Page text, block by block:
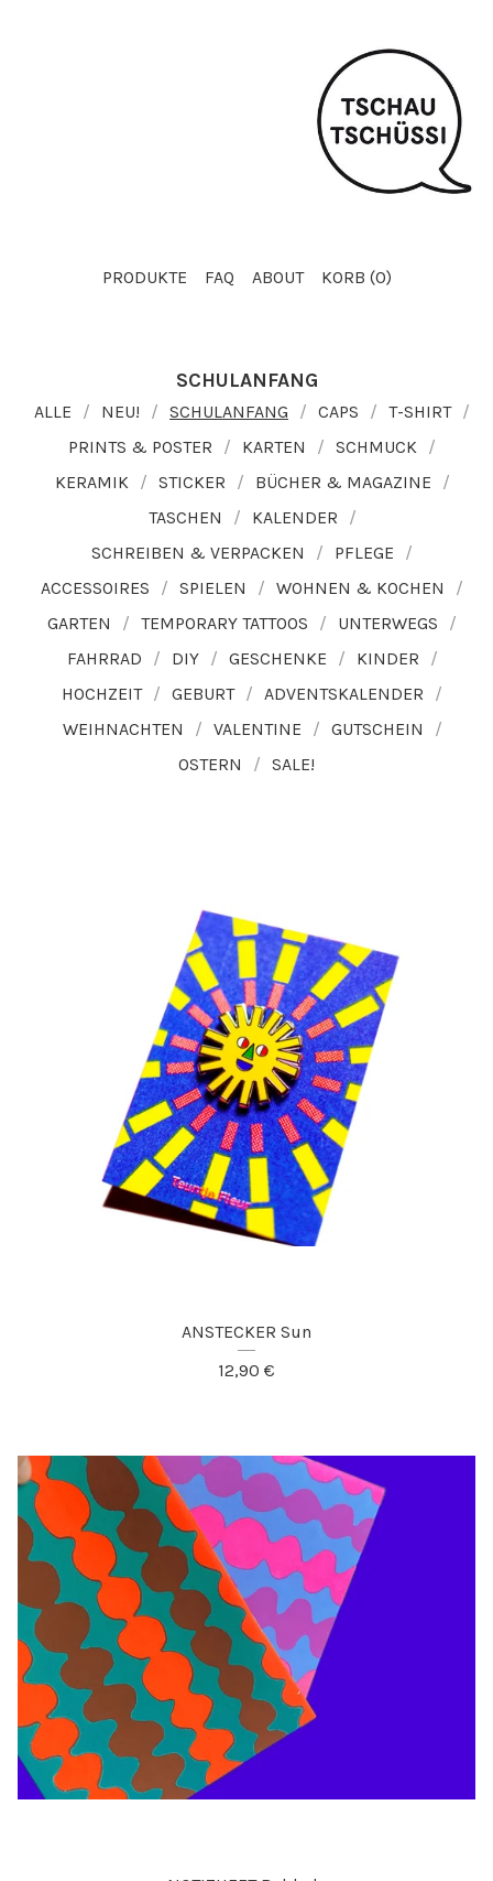
PRODUKTE FAQ ABOUT KORB (0)
SCHULANFANG
ALLE NEU! SCHULANFANG CAPS
T-SHIRT
PRINTS & POSTER
KARTEN
SCHMUCK
KERAMIK
STICKER
BÜCHER & MAGAZINE
TASCHEN
KALENDER
SCHREIBEN & VERPACKEN
PFLEGE
ACCESSOIRES
SPIELEN
WOHNEN & KOCHEN
GARTEN
TEMPORARY TATTOOS
UNTERWEGS
FAHRRAD
DIY GESCHENKE
KINDER
HOCHZEIT
GEBURT
ADVENTSKALENDER
WEIHNACHTEN
VALENTINE
GUTSCHEIN
OSTERN
SALE!
ANSTECKER Sun
12,90 €